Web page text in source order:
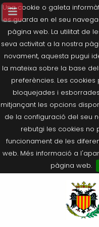
Una cookie o galeta
es guarda en el seu
pàgina web. La utilitat de
seva activitat a la nostra
novament, aquesta pugui
la mateixa sobre la base
preferències. Les
bloquejades i
mitjançant les opcions
de la configuració del seu
rebutgi les cookies
funcionament de les
web. Més informació a
pàgina web.
Salutació de l’Alcaldessa
Composició Consistori
Agricultura, Ramaderia i
Què és la Seu Electrònica?
Últimes publicacions